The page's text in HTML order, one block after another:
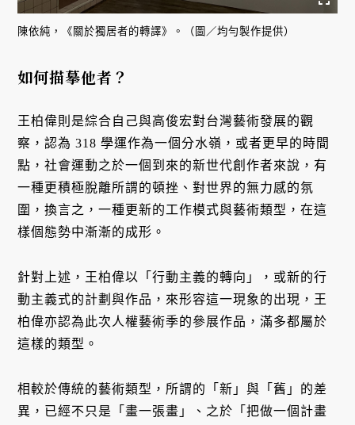
陳依純，《關於獨居者的轉譯》。（圖／均勻製作提供）
如何描摹他者？
王柏偉則是綜合自己與高俊宏對台灣藝術發展的觀
察，認為 318 學運作為一個分水嶺，或者更早的時間
點，社會運動之於一個到來的新世代創作者來說，有
一種更積極脫離所謂的頓挫、對世界的無力感的氛
圍，換言之，一種更新的工作模式與藝術類型，在這
樣個態勢中漸漸的成形。
針對上述，王柏偉以「行動主義的轉向」，或新的行
動主義式的計劃與作品，來形容這一現象的出現，王
柏偉亦認為此次人權藝術季的參展作品，滿多都屬於
這樣的類型。
相較於傳統的藝術類型，所謂的「新」與「舊」的差
異，已經不只是「畫一張畫」、之於「把做一個計畫